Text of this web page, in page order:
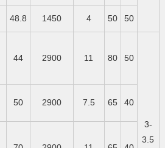
48.8 1450 4 50 50
44 2900 11 80 50
3-
3.5
50 2900 7.5 65 40